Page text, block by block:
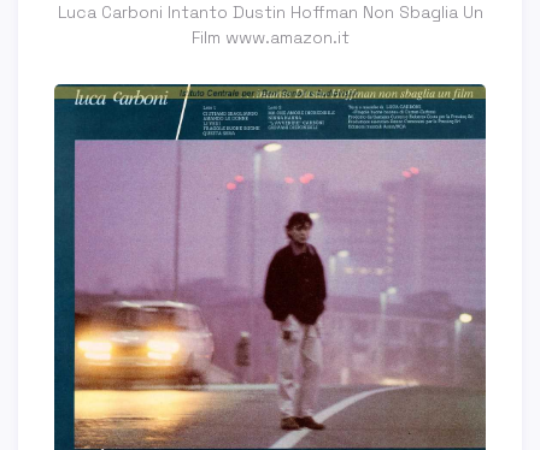
Luca Carboni Intanto Dustin Hoffman Non Sbaglia Un
Film www.amazon.it